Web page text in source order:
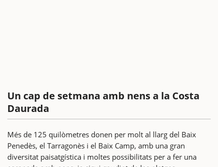
Un cap de setmana amb nens a la Costa
Daurada
Més de 125 quilòmetres donen per molt al llarg del Baix
Penedès, el Tarragonès i el Baix Camp, amb una gran
diversitat paisatgística i moltes possibilitats per a fer una